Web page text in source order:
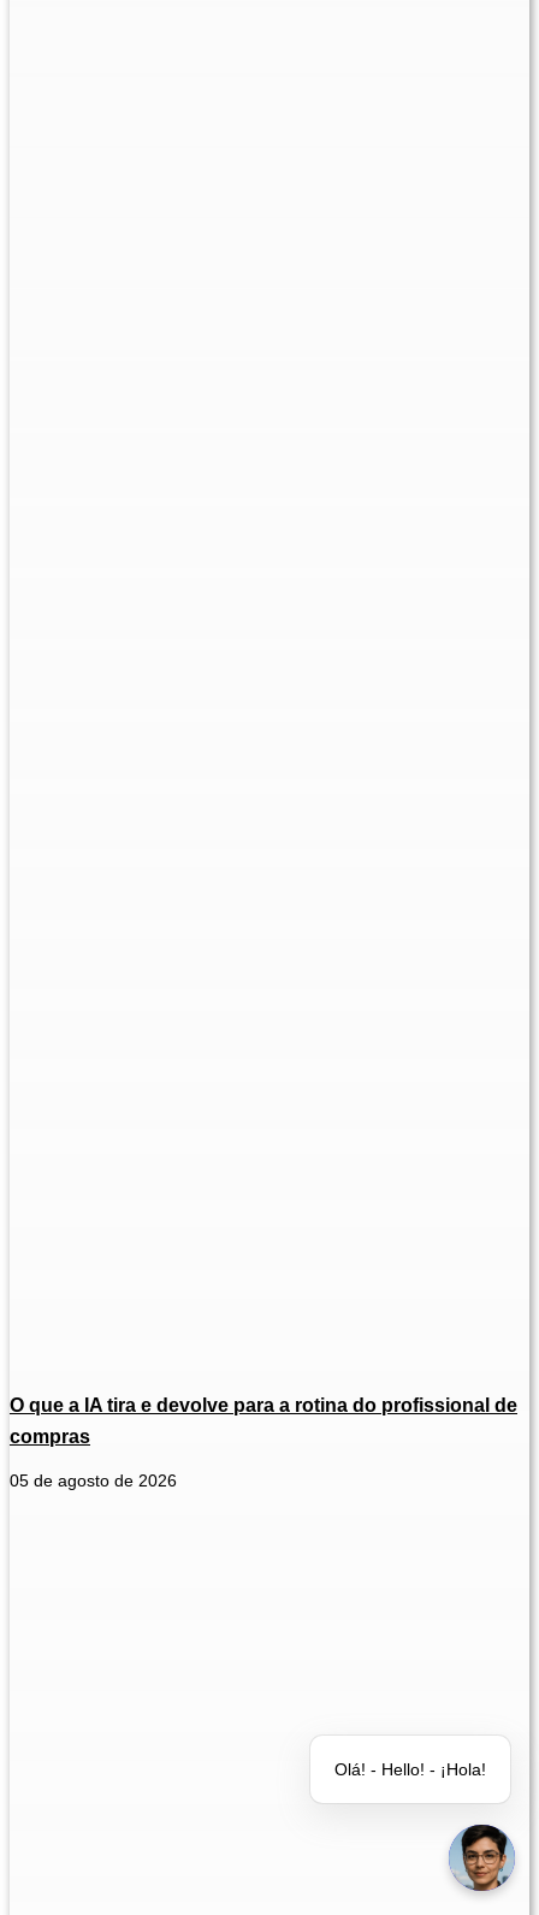
O que a IA tira e devolve para a rotina do profissional de
compras
05 de agosto de 2026
Olá! - Hello! - ¡Hola!